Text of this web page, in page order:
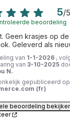
5/5
beoordeling
Geen krasjes op de
Geleverd als
van 1-1-2026 ,
van 3-10-2025
N.
gepubliceerd op
(fr)
beoordeling